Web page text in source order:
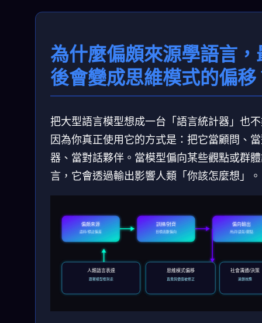
為什麼偏頗來源學語言，
後會變成思維模式的偏移
把大型語言模型想成一台「語言統計器」也
因為你真正使用它的方式是：把它當顧問、
器、當對話夥伴。當模型偏向某些觀點或群
言，它會透過輸出影響人類「你該怎麼想」。
偏頗來源
語料/標註偏差
訓練/對齊
目標函數偏向
偏向輸出
用詞/語氣/觀點
人類語言表達
跟著模型框架走
思維模式偏移
直覺與價值被修正
社會溝通/決策
連鎖效應